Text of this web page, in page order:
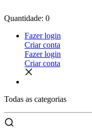
Quantidade: 0
Fazer login
Criar conta
Fazer login
Criar conta
Todas as categorias